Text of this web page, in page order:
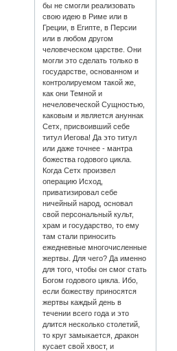
бы не смогли реализовать
свою идею в Риме или в
Греции, в Египте, в Персии
или в любом другом
человеческом царстве. Они
могли это сделать только в
государстве, основанном и
контролируемом такой же,
как они Темной и
нечеловеческой Сущностью,
каковым и является ануннак
Сетх, присвоивший себе
титул Иегова! Да это титул
или даже точнее - мантра
божества годового цикла.
Когда Сетх произвел
операцию Исход,
приватизировал себе
ничейный народ, основал
свой персональный культ,
храм и государство, то ему
там стали приносить
ежедневные многочисленные
жертвы. Для чего? Да именно
для того, чтобы он смог стать
Богом годового цикла. Ибо,
если божеству приносятся
жертвы каждый день в
течении всего года и это
длится несколько столетий,
то круг замыкается, дракон
кусает свой хвост, и